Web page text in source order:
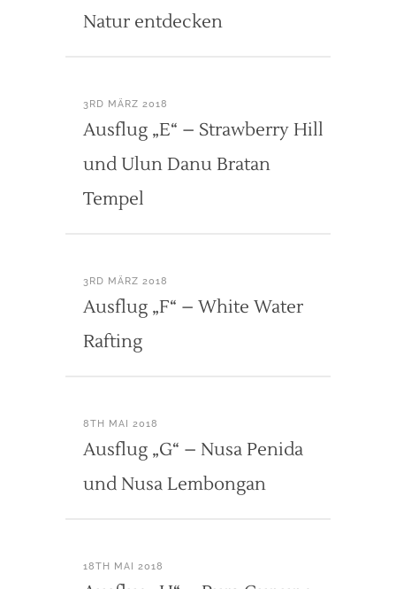
Natur entdecken
3RD MÄRZ 2018
Ausflug „E“ – Strawberry Hill
und Ulun Danu Bratan
Tempel
3RD MÄRZ 2018
Ausflug „F“ – White Water
Rafting
8TH MAI 2018
Ausflug „G“ – Nusa Penida
und Nusa Lembongan
18TH MAI 2018